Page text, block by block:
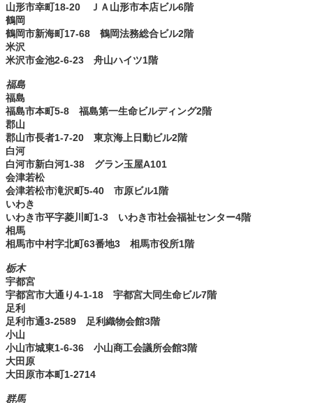
山形市幸町18-20 ＪＡ山形市本店ビル6階
鶴岡
鶴岡市新海町17-68 鶴岡法務総合ビル2階
米沢
米沢市金池2-6-23 舟山ハイツ1階
福島
福島
福島市本町5-8 福島第一生命ビルディング2階
郡山
郡山市長者1-7-20 東京海上日動ビル2階
白河
白河市新白河1-38 グラン玉屋A101
会津若松
会津若松市滝沢町5-40 市原ビル1階
いわき
いわき市平字菱川町1-3 いわき市社会福祉センター4階
相馬
相馬市中村字北町63番地3 相馬市役所1階
栃木
宇都宮
宇都宮市大通り4-1-18 宇都宮大同生命ビル7階
足利
足利市通3-2589 足利織物会館3階
小山
小山市城東1-6-36 小山商工会議所会館3階
大田原
大田原市本町1-2714
群馬